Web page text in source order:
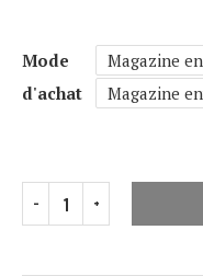
Mode
d'achat
Magazine
Magazine